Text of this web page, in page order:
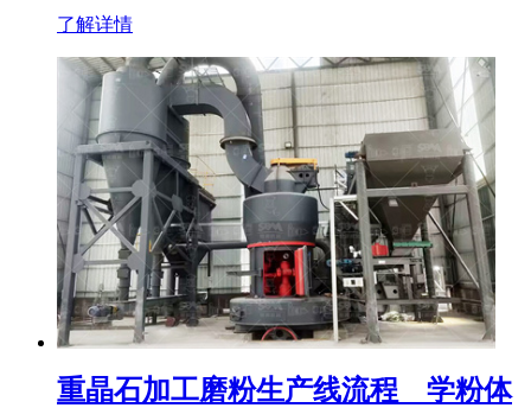
了解详情
重晶石加工磨粉生产线流程 _ 学粉体